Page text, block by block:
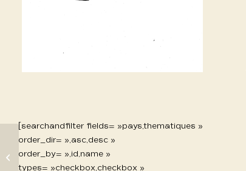
[searchandfilter fields= »pays,thematiques »
order_dir= »,asc,desc »
order_by= »,id,name »
types= »checkbox,checkbox »
36 Rouard Jean-Pol